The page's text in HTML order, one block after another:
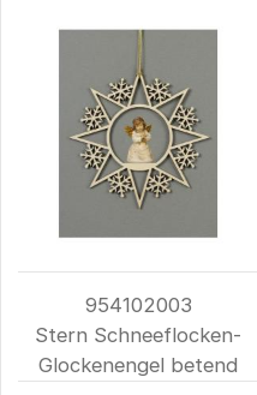
954102003
Stern Schneeflocken-
Glockenengel betend